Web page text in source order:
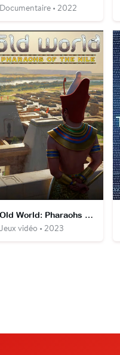
• 2022
Old World: Pharaohs of the Nile
vidéo • 2023